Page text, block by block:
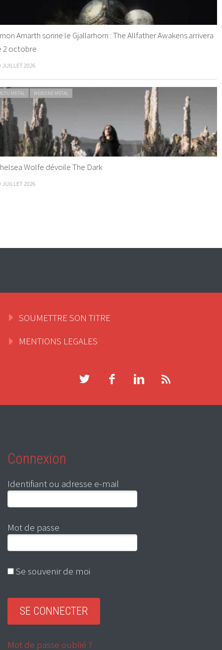
Amarth sonne le Gjallarhorn : The Allfather Awakens arrivera
2 octobre
JUILLET 2026
METAL WEBZINE METAL
Wolfe dévoile The Dark
JUILLET 2026
SOUMETTRE SON TITRE
MENTIONS LEGALES
Connexion
Identifiant ou adresse e-mail
Mot de passe
Se souvenir de moi
Mot de passe oublié ?